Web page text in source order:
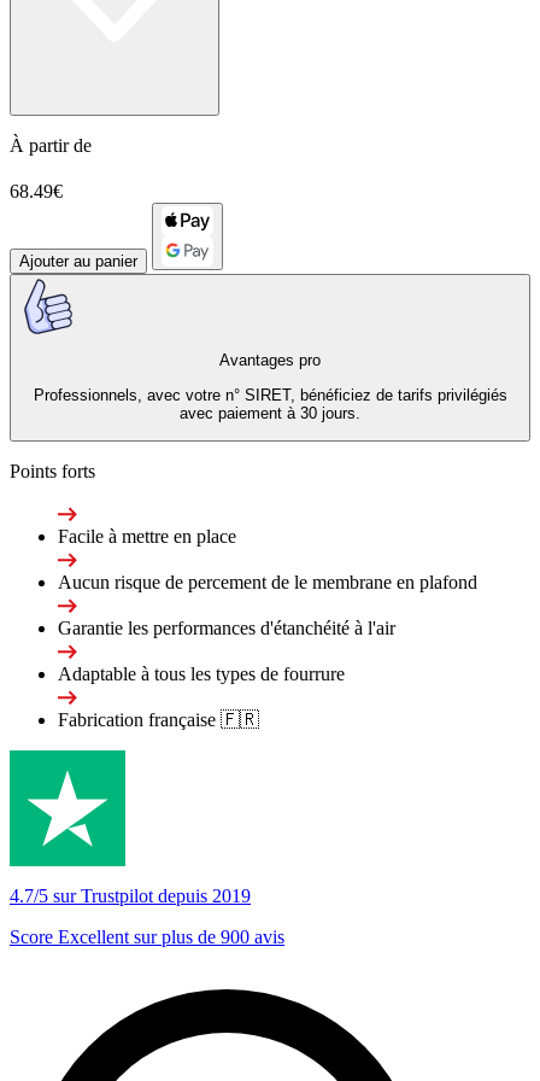
À partir de
68.49€
Ajouter au panier
Avantages pro
Professionnels, avec votre n° SIRET, bénéficiez de tarifs privilégiés
avec paiement à 30 jours.
Points forts
Facile à mettre en place
Aucun risque de percement de le membrane en plafond
Garantie les performances d'étanchéité à l'air
Adaptable à tous les types de fourrure
Fabrication française 🇫🇷
4.7/5 sur Trustpilot depuis 2019
Score Excellent sur plus de 900 avis